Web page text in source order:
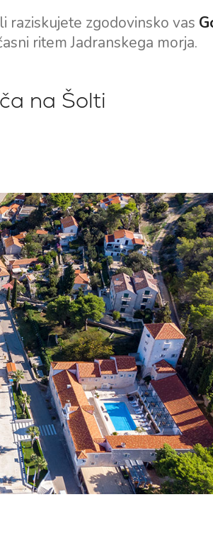
raziskujete zgodovinsko vas
ritem Jadranskega morja.
na Šolti
s
Destinacije
Zadarska regija za jadranje
Biograd na Moru
Šibeniška regija za jadranje
Vodice
Rogoznica